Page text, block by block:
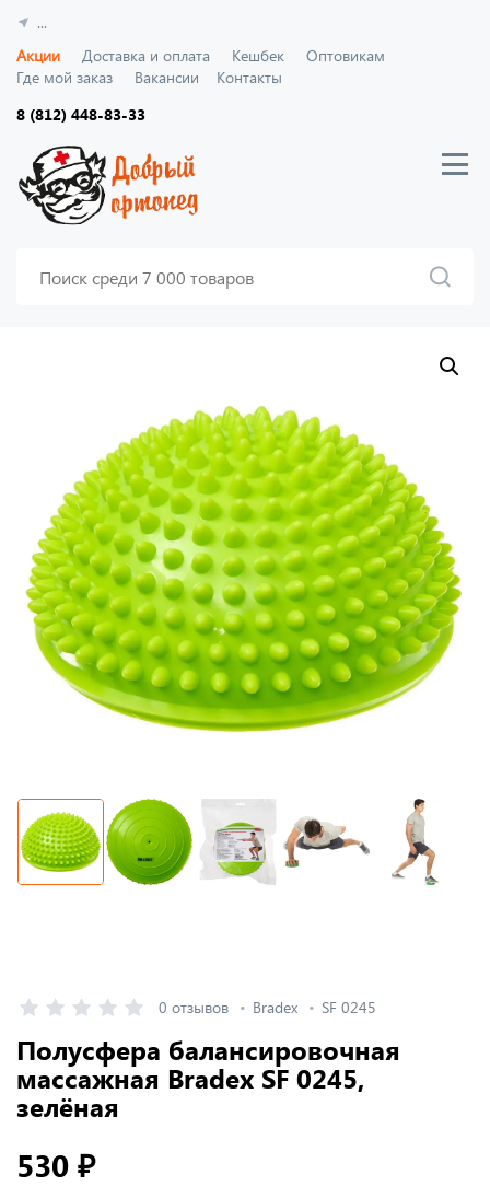
...
Акции
Доставка и оплата Кешбек
Оптовикам
Где мой заказ
Вакансии
Контакты
8 (812) 448-83-33
0 отзывов Bradex SF 0245
Полусфера балансировочная
массажная Bradex SF 0245,
зелёная
530 ₽